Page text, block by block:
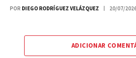
POR DIEGO RODRÍGUEZ VELÁZQUEZ 20/07/
ADICIONAR